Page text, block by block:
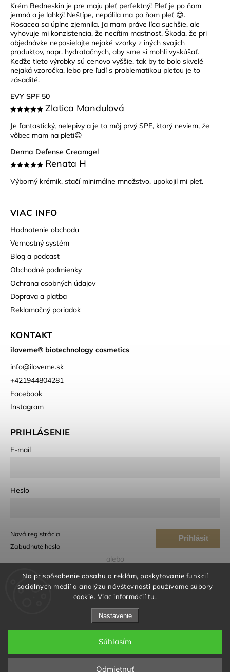
Na prispôsobenie obsahu a reklám, poskytovanie funkcií
sociálnych médií a analýzu návštevnosti používame súbory
cookie. Viac informáciítu.
Nastavenie
Odmietnuť
Súhlasím
Krém Redneskin je pre moju pleť perfektný! Pleť je po ňom
jemná a je ľahký! Neštípe, nepálila ma po ňom pleť 😊.
Rosacea sa úplne zjemnila. Ja mam práve líca suchšie, ale
vyhovuje mi konzistencia, že necítim mastnosť. Škoda, že pri
objednávke neposielajte nejaké vzorky z iných svojich
produktov, napr. hydratačnych, aby sme si mohli vyskúšať.
Keďže tieto výrobky sú cenovo vyššie, tak by to bolo skvelé
nejaká vzoročka, lebo pre ľudí s problematikou pleťou je to
zásadité.
EVY SPF 50
Zlatica Mandulová
Je fantastický, nelepivy a je to môj prvý SPF, ktorý neviem, že
vôbec mam na pleti😊
Derma Defense Creamgel
Renata H
Výborný krémik, stačí minimálne množstvo, upokojil mi pleť.
VIAC INFO
Hodnotenie obchodu
Vernostný systém
Blog a podcast
Obchodné podmienky
Ochrana osobných údajov
Doprava a platba
Reklamačný poriadok
KONTAKT
iloveme® biotechnology cosmetics
info@iloveme.sk
+421944804281
Facebook
Instagram
PRIHLÁSENIE
E-mail
Heslo
Prihlásiť
Nová registrácia
Zabudnuté heslo
alebo
Prihlásiť sa cez Google
Prihlásiť sa cez Seznam
© 2026 iloveme® | biotechnology cosmetics. Všetky práva
vyhradené.